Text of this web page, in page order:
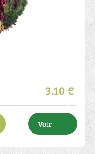
3.10 €
Voir